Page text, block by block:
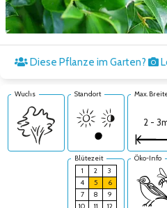
Diese Pflanze im Garten?
Wuchs Standort Max.
2 -
Blütezeit
1
2
3
4
5
6
7
8
9
Öko-Info